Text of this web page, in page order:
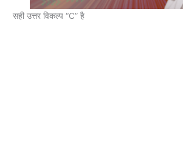
सही उत्तर विकल्प “C” है